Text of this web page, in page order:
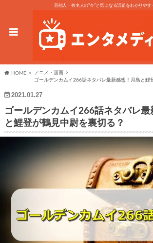
芸能人・有名人の“今”と気になる話題をわかりやす
HOME
アニメ・漫画
ゴールデンカムイ266話ネタバレ最新感想！月島と鯉
2021.01.27
ゴールデンカムイ266話ネタバレ最
と鯉登が鶴見中尉を裏切る？